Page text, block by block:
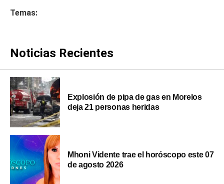
Temas:
Noticias Recientes
Explosión de pipa de gas en Morelos
deja 21 personas heridas
Mhoni Vidente trae el horóscopo este 07
de agosto 2026